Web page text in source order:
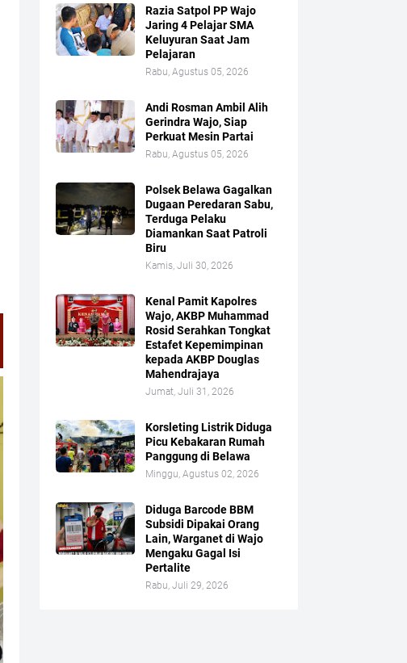
Razia Satpol PP Wajo
Jaring 4 Pelajar SMA
Keluyuran Saat Jam
Pelajaran
Rabu, Agustus 05, 2026
Andi Rosman Ambil Alih
Gerindra Wajo, Siap
Perkuat Mesin Partai
Rabu, Agustus 05, 2026
Polsek Belawa Gagalkan
Dugaan Peredaran Sabu,
Terduga Pelaku
Diamankan Saat Patroli
Biru
Kamis, Juli 30, 2026
Kenal Pamit Kapolres
Wajo, AKBP Muhammad
Rosid Serahkan Tongkat
Estafet Kepemimpinan
kepada AKBP Douglas
Mahendrajaya
Jumat, Juli 31, 2026
Korsleting Listrik Diduga
Picu Kebakaran Rumah
Panggung di Belawa
Minggu, Agustus 02, 2026
Diduga Barcode BBM
Subsidi Dipakai Orang
Lain, Warganet di Wajo
Mengaku Gagal Isi
Pertalite
Rabu, Juli 29, 2026